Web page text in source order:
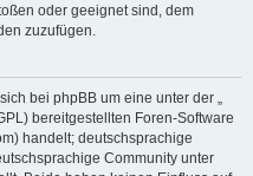
oder geeignet sind, dem
zuzufügen.
bei phpBB um eine unter der „
bereitgestellten Foren-Software
handelt; deutschsprachige
Community unter